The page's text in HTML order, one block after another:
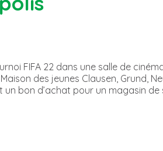
FIFA 22 dans une salle de
des jeunes Clausen, Grund,
bon d’achat pour un magasin